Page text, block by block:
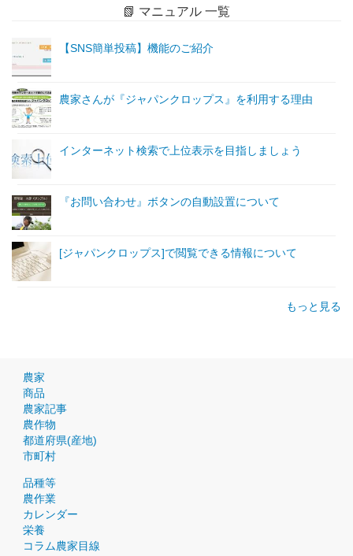
📗 マニュアル 一覧
【SNS簡単投稿】機能のご紹介
農家さんが『ジャパンクロップス』を利用する理由
インターネット検索で上位表示を目指しましょう
『お問い合わせ』ボタンの自動設置について
[ジャパンクロップス]で閲覧できる情報について
もっと見る
農家
商品
農家記事
農作物
都道府県(産地)
市町村
品種等
農作業
カレンダー
栄養
コラム農家目線